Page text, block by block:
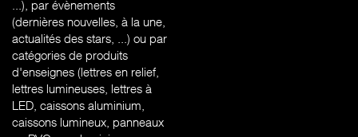
...), par évènements
(dernières nouvelles, à la une,
actualités des stars, ...) ou par
catégories de produits
d'enseignes (lettres en relief,
lettres lumineuses, lettres à
LED, caissons aluminium,
caissons lumineux, panneaux